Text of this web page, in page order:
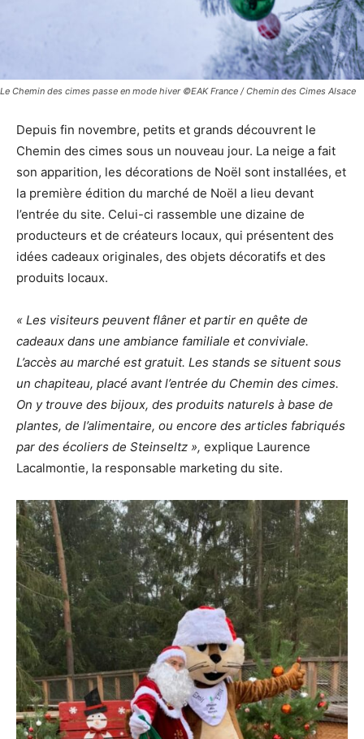
Le Chemin des cimes passe en mode hiver ©EAK France / Chemin des Cimes Alsace
Depuis fin novembre, petits et grands découvrent le
Chemin des cimes sous un nouveau jour. La neige a fait
son apparition, les décorations de Noël sont installées, et
la première édition du marché de Noël a lieu devant
l’entrée du site. Celui-ci rassemble une dizaine de
producteurs et de créateurs locaux, qui présentent des
idées cadeaux originales, des objets décoratifs et des
produits locaux.
« Les visiteurs peuvent flâner et partir en quête de
cadeaux dans une ambiance familiale et conviviale.
L’accès au marché est gratuit. Les stands se situent sous
un chapiteau, placé avant l’entrée du Chemin des cimes.
On y trouve des bijoux, des produits naturels à base de
plantes, de l’alimentaire, ou encore des articles fabriqués
par des écoliers de Steinseltz », explique Laurence
Lacalmontie, la responsable marketing du site.